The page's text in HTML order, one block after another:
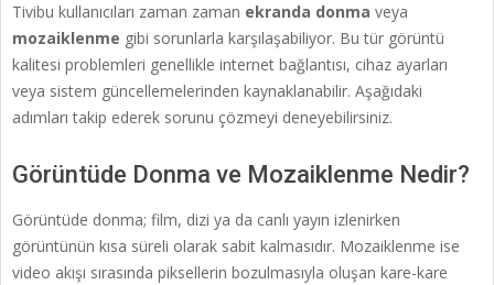
Tivibu kullanıcıları zaman zaman ekranda donma veya
mozaiklenme gibi sorunlarla karşılaşabiliyor. Bu tür görüntü
kalitesi problemleri genellikle internet bağlantısı, cihaz ayarları
veya sistem güncellemelerinden kaynaklanabilir. Aşağıdaki
adımları takip ederek sorunu çözmeyi deneyebilirsiniz.
Görüntüde Donma ve Mozaiklenme Nedir?
Görüntüde donma; film, dizi ya da canlı yayın izlenirken
görüntünün kısa süreli olarak sabit kalmasıdır. Mozaiklenme ise
video akışı sırasında piksellerin bozulmasıyla oluşan kare-kare